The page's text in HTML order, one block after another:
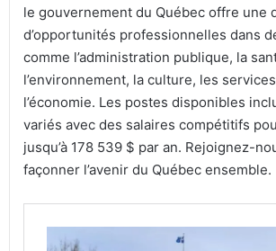
le gouvernement du Québec offre une
d’opportunités professionnelles dans
comme l’administration publique, la
l’environnement, la culture, les
l’économie. Les postes disponibles
variés avec des salaires compétitifs
jusqu’à 178 539 $ par an. Rejoignez-
façonner l’avenir du Québec ensemble.